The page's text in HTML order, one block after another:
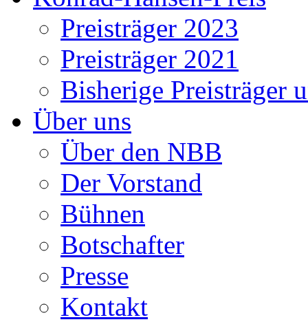
Preisträger 2023
Preisträger 2021
Bisherige Preisträger
Über uns
Über den NBB
Der Vorstand
Bühnen
Botschafter
Presse
Kontakt